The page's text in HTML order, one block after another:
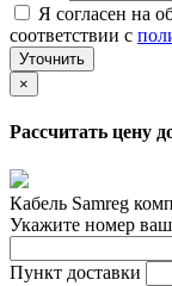
Я согласен на
соответствии с
Уточнить
×
Рассчитать цену
Кабель Samreg
Укажите номер
Пункт доставки